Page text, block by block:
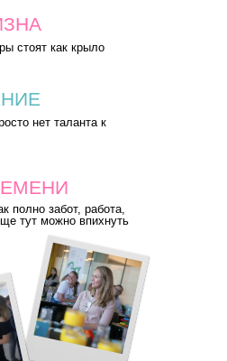
стоят как крыло
нет таланта к
полно забот, работа,
тут можно впихнуть